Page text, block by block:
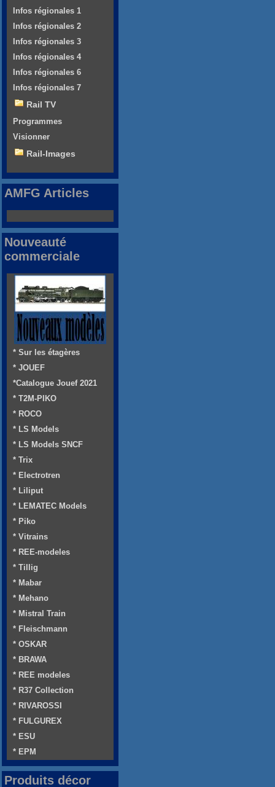
Infos régionales 1
Infos régionales 2
Infos régionales 3
Infos régionales 4
Infos régionales 6
Infos régionales 7
Rail TV
Programmes
Visionner
Rail-Images
AMFG Articles
Nouveauté
commerciale
* Sur les étagères
* JOUEF
*Catalogue Jouef 2021
* T2M-PIKO
* ROCO
* LS Models
* LS Models SNCF
* Trix
* Electrotren
* Liliput
* LEMATEC Models
* Piko
* Vitrains
* REE-modeles
* Tillig
* Mabar
* Mehano
* Mistral Train
* Fleischmann
* OSKAR
* BRAWA
* REE modeles
* R37 Collection
* RIVAROSSI
* FULGUREX
* ESU
* EPM
Produits décor